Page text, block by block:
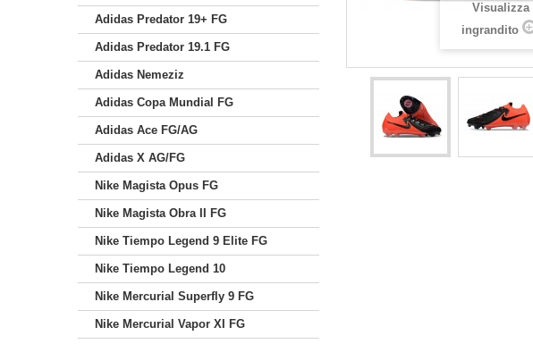
Adidas Predator 19+ FG
Adidas Predator 19.1 FG
Adidas Nemeziz
Adidas Copa Mundial FG
Adidas Ace FG/AG
Adidas X AG/FG
Nike Magista Opus FG
Nike Magista Obra II FG
Nike Tiempo Legend 9 Elite FG
Nike Tiempo Legend 10
Nike Mercurial Superfly 9 FG
Nike Mercurial Vapor XI FG
Visualizza
ingrandito